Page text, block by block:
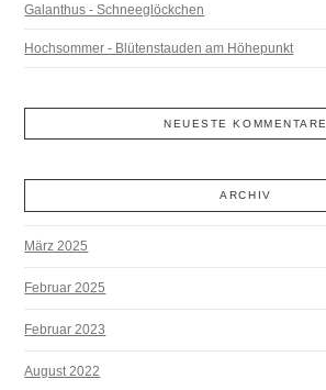
Galanthus - Schneeglöckchen
Hochsommer - Blütenstauden am Höhepunkt
NEUESTE KOMMENTARE
ARCHIV
März 2025
Februar 2025
Februar 2023
August 2022